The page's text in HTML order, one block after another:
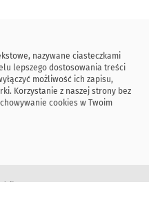
nazywane ciasteczkami
lepszego dostosowania treści
możliwość ich zapisu,
Korzystanie z naszej strony bez
cookies w Twoim